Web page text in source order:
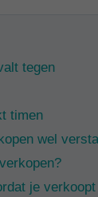
tegen
timen
wel
je verkoopt